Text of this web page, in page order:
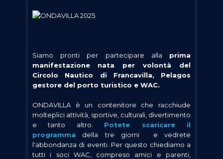
Siamo pronti per partecipare alla prima
manifestazione
nata per volontà del
Circolo Nautico di Francavilla, Pelagos
gestore del porto turistico e WAC.
ONDAVILLA è un contenitore che racchiude
molteplici attività, sportive, culturali, divertimento
e tanto altro. Potete scaricare il
programma della tre giorni
e vedrete
l'abbondanza di eventi. Per questo chiediamo a
tutti i soci WAC, compreso amici e parenti,